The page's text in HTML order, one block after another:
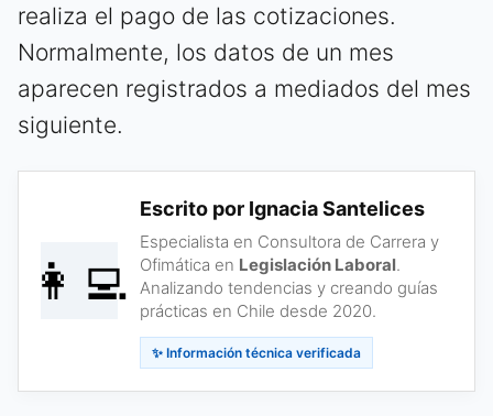
realiza el pago de las cotizaciones.
Normalmente, los datos de un mes
aparecen registrados a mediados del mes
siguiente.
👩‍💻
Escrito por Ignacia Santelices
Especialista en Consultora de Carrera y
Ofimática en Legislación Laboral.
Analizando tendencias y creando guías
prácticas en Chile desde 2020.
✨ Información técnica verificada